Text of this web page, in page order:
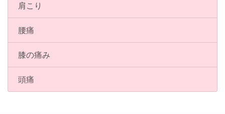
肩こり
腰痛
膝の痛み
頭痛